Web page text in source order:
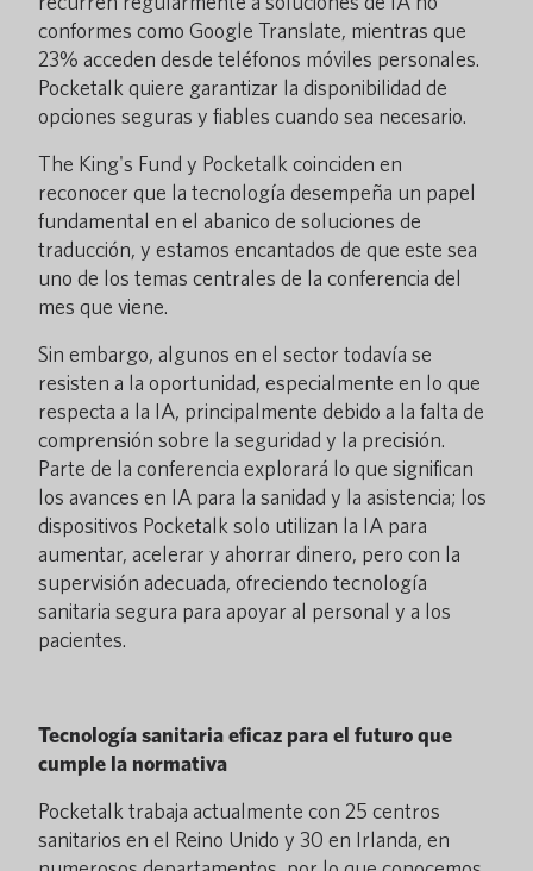
conformes como Google Translate, mientras que
23% acceden desde teléfonos móviles personales.
Pocketalk quiere garantizar la disponibilidad de
opciones seguras y fiables cuando sea necesario.
The King's Fund y Pocketalk coinciden en
reconocer que la tecnología desempeña un papel
fundamental en el abanico de soluciones de
traducción, y estamos encantados de que este sea
uno de los temas centrales de la conferencia del
mes que viene.
Sin embargo, algunos en el sector todavía se
resisten a la oportunidad, especialmente en lo que
respecta a la IA, principalmente debido a la falta de
comprensión sobre la seguridad y la precisión.
Parte de la conferencia explorará lo que significan
los avances en IA para la sanidad y la asistencia; los
dispositivos Pocketalk solo utilizan la IA para
aumentar, acelerar y ahorrar dinero, pero con la
supervisión adecuada, ofreciendo tecnología
sanitaria segura para apoyar al personal y a los
pacientes.
Tecnología sanitaria eficaz para el futuro que
cumple la normativa
Pocketalk trabaja actualmente con 25 centros
sanitarios en el Reino Unido y 30 en Irlanda, en